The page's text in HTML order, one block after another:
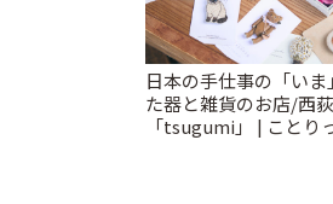
日本の手仕事の「いま
た器と雑貨のお店/西
「tsugumi」 | ことり